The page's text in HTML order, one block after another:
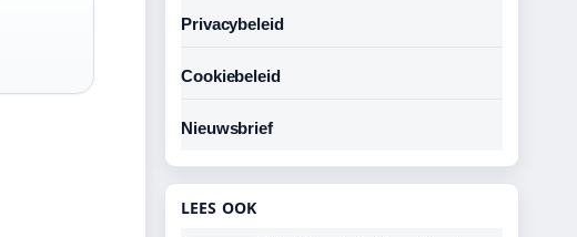
Privacybeleid
Cookiebeleid
Nieuwsbrief
LEES OOK